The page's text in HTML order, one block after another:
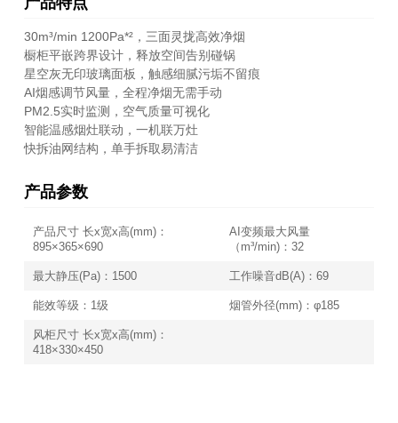
30m³/min 1200Pa*²，三面灵拢高效净烟
橱柜平嵌跨界设计，释放空间告别碰锅
星空灰无印玻璃面板，触感细腻污垢不留痕
AI烟感调节风量，全程净烟无需手动
PM2.5实时监测，空气质量可视化
智能温感烟灶联动，一机联万灶
快拆油网结构，单手拆取易清洁
产品参数
产品尺寸 长x宽x高(mm)：
895×365×690
AI变频最大风量
（m³/min)：32
最大静压(Pa)：1500 工作噪音dB(A)：69
能效等级：1级 烟管外径(mm)：φ185
风柜尺寸 长x宽x高(mm)：
418×330×450